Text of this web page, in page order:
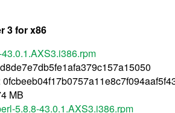
3 for x86
MB
5.8.8-43.0.1.AXS3.i386.rpm